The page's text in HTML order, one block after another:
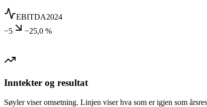
EBITDA2024
−5
−25,0 %
Inntekter og resultat
Søyler viser omsetning. Linjen viser hva som er igjen som